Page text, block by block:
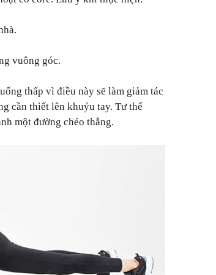
vuông góc.
thấp vì điều này sẽ làm giảm tác
cần thiết lên khuỷu tay. Tư thế
một đường chéo thẳng.